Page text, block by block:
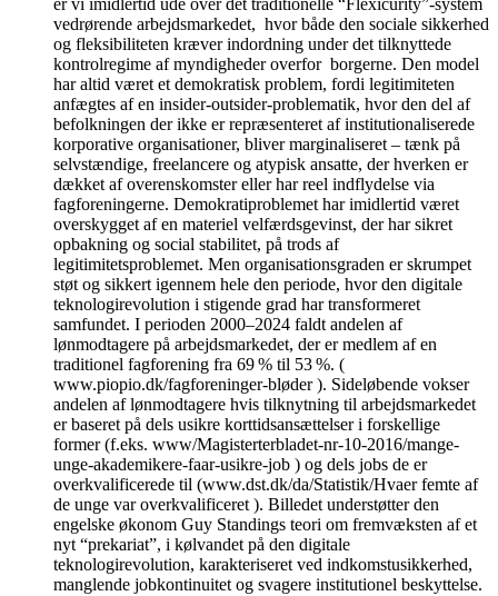
er vi imidlertid ude over det traditionelle “Flexicurity”-system
vedrørende arbejdsmarkedet, hvor både den sociale sikkerhed
og fleksibiliteten kræver indordning under det tilknyttede
kontrolregime af myndigheder overfor borgerne. Den model
har altid været et demokratisk problem, fordi legitimiteten
anfægtes af en insider-outsider-problematik, hvor den del af
befolkningen der ikke er repræsenteret af institutionaliserede
korporative organisationer, bliver marginaliseret – tænk på
selvstændige, freelancere og atypisk ansatte, der hverken er
dækket af overenskomster eller har reel indflydelse via
fagforeningerne. Demokratiproblemet har imidlertid været
overskygget af en materiel velfærdsgevinst, der har sikret
opbakning og social stabilitet, på trods af
legitimitetsproblemet. Men organisationsgraden er skrumpet
støt og sikkert igennem hele den periode, hvor den digitale
teknologirevolution i stigende grad har transformeret
samfundet. I perioden 2000–2024 faldt andelen af
lønmodtagere på arbejdsmarkedet, der er medlem af en
traditionel fagforening fra 69 % til 53 %. (
www.piopio.dk/fagforeninger-bløder ). Sideløbende vokser
andelen af lønmodtagere hvis tilknytning til arbejdsmarkedet
er baseret på dels usikre korttidsansættelser i forskellige
former (f.eks. www/Magisterterbladet-nr-10-2016/mange-
unge-akademikere-faar-usikre-job ) og dels jobs de er
overkvalificerede til (www.dst.dk/da/Statistik/Hvaer femte af
de unge var overkvalificeret ). Billedet understøtter den
engelske økonom Guy Standings teori om fremvæksten af et
nyt “prekariat”, i kølvandet på den digitale
teknologirevolution, karakteriseret ved indkomstusikkerhed,
manglende jobkontinuitet og svagere institutionel beskyttelse.